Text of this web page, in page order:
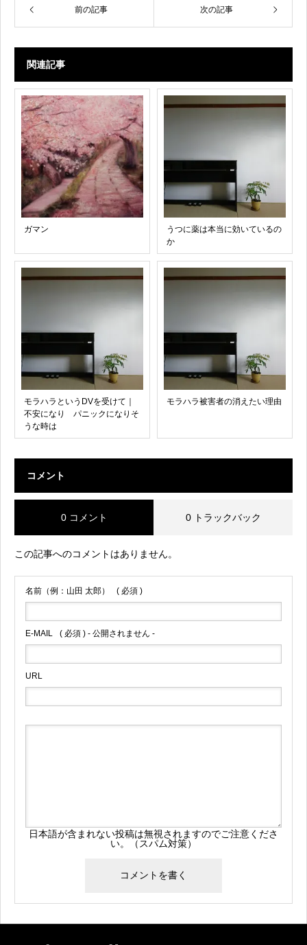
前の記事 次の記事
関連記事
ガマン
うつに薬は本当に効いているの
か
モラハラというDVを受けて｜
不安になり パニックになりそ
うな時は
モラハラ被害者の消えたい理由
コメント
0 コメント 0 トラックバック
この記事へのコメントはありません。
名前（例：山田 太郎） ( 必須 )
E-MAIL ( 必須 ) - 公開されません -
URL
日本語が含まれない投稿は無視されますのでご注意くださ
い。（スパム対策）